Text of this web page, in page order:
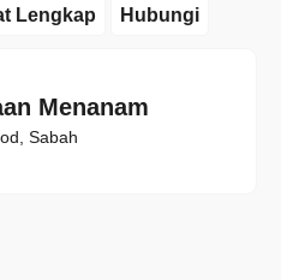
Lengkap Hubungi
Menanam
Sabah